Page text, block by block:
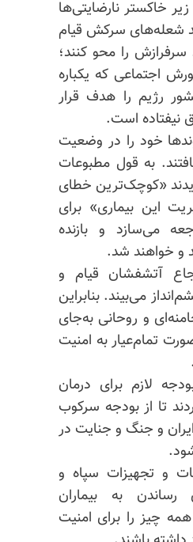
خاکستر نارضایتی‌ها
شعله‌های سرکش قیام
شهید سرفرازش را محو کنند؛
اجتماعی که یکباره
رژیم را هدف قرار
نیفتاده است.
خود را در وضعیت
به ‌قول مطبوعات
«کوچک‌ترین خطای
این بیماری» برای
می‌سازد و بازنده
و خواهند شد.
آتشفشان قیام و
می‌بیند. بنابراین
و روحانی به‌جای
تمام‌عیار به ‌امنیت
لازم برای درمان
تا از بودجه سرکوب
و جنگ و جنایت در
و تجهیزات سپاه و
به‌ بیماران
چیز را برای امنیت